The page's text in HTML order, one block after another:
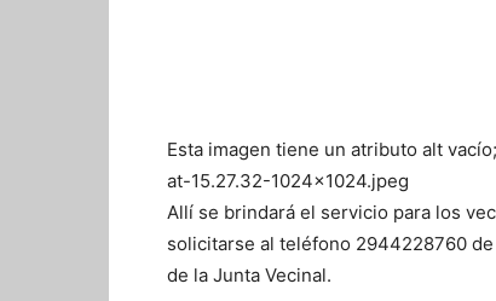
Esta imagen tiene un atributo alt
at-15.27.32-1024×1024.jpeg
Allí se brindará el servicio para los
solicitarse al teléfono 2944228760
de la Junta Vecinal.